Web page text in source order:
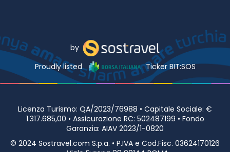
by
Proudly listed
Ticker BIT:SOS
Licenza Turismo: QA/2023/76988 • Capitale Sociale: €
1.317.685,00 • Assicurazione RC: 502487199 • Fondo
Garanzia: AIAV 2023/1-0820
© 2024 Sostravel.com S.p.a. • P.IVA e Cod.Fisc. 03624170126